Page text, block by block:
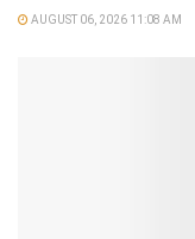
AUGUST 06, 2026 11:08 AM